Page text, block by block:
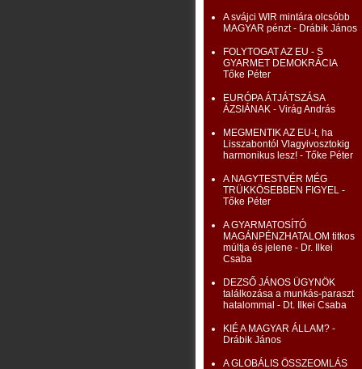
A svájci WIR mintára olcsóbb
MAGYAR pénzt - Drábik János
FOLYTOGAT AZ EU - S
GYARMET DEMOKRÁCIA
Tőke Péter
EURÓPA ÁTJÁTSZÁSA
ÁZSIÁNAK - Virág András
MEGMENTIK AZ EU-t, ha
Lisszabontól Vlagyivosztokig
harmonikus lesz! - Tőke Péter
A NAGYTESTVÉR MÉG
TRÜKKÖSEBBEN FIGYEL -
Tőke Péter
A GYARMATOSÍTÓ
MAGÁNPÉNZHATALOM titkos
múltja és jelene - Dr. Ilkei
Csaba
DEZSŐ JÁNOS ÜGYNÖK
találkozása a munkás-paraszt
hatalommal - Dt. Ilkei Csaba
KIÉ A MAGYAR ÁLLAM? -
Drábik János
A GLOBÁLIS ÖSSZEOMLÁS